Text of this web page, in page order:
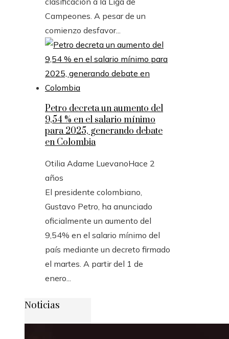
Campeones. A pesar de un
comienzo desfavor...
Petro decreta un aumento del
9,54 % en el salario mínimo
para 2025, generando debate
en Colombia
Otilia Adame LuevanoHace 2
años
El presidente colombiano,
Gustavo Petro, ha anunciado
oficialmente un aumento del
9,54% en el salario mínimo del
país mediante un decreto firmado
el martes. A partir del 1 de
enero...
Noticias